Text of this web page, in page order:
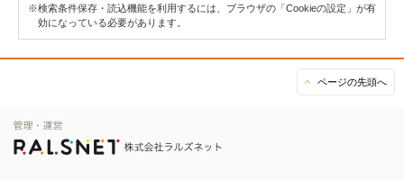
※検索条件保存・読込機能を利用するには、ブラウザの「Cookieの設定」が有
効になっている必要があります。
ページの先頭へ